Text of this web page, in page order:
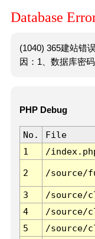
Database
(1040) 365建站错
因：1、数据库密
PHP Debug
No. File
1
/
2 /source/
3 /source/
4
/source/
5
/source/